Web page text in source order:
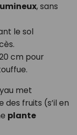
, sans
le sol
cm pour
met
fruits (s’il en
plante